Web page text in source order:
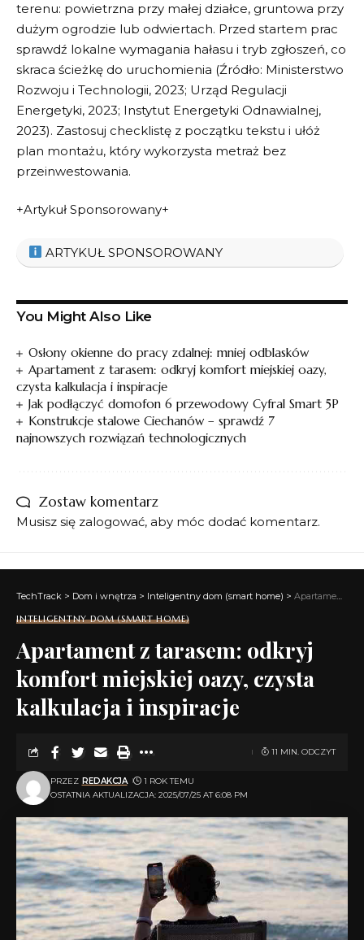
terenu: powietrzna przy małej działce, gruntowa przy
dużym ogrodzie lub odwiertach. Przed startem prac
sprawdź lokalne wymagania hałasu i tryb zgłoszeń, co
skraca ścieżkę do uruchomienia (Źródło: Ministerstwo
Rozwoju i Technologii, 2023; Urząd Regulacji
Energetyki, 2023; Instytut Energetyki Odnawialnej,
2023). Zastosuj checklistę z początku tekstu i ułóż
plan montażu, który wykorzysta metraż bez
przeinwestowania.
+Artykuł Sponsorowany+
ARTYKUŁ SPONSOROWANY
You Might Also Like
Osłony okienne do pracy zdalnej: mniej odblasków
Apartament z tarasem: odkryj komfort miejskiej oazy,
czysta kalkulacja i inspiracje
Jak podłączyć domofon 6 przewodowy Cyfral Smart 5P
Konstrukcje stalowe Ciechanów – sprawdź 7
najnowszych rozwiązań technologicznych
Zostaw komentarz
Musisz się zalogować, aby móc dodać komentarz.
TechTrack > Dom i wnętrza > Inteligentny dom (smart home) > Apartament z tarasem: odkryj komfort miejskiej oazy, czysta kalkulacja i inspiracje
INTELIGENTNY DOM (SMART HOME)
Apartament z tarasem: odkryj
komfort miejskiej oazy, czysta
kalkulacja i inspiracje
OSTATNIA AKTUALIZACJA: 2025/07/25 AT 6:08 PM
PRZEZ REDAKCJA 1 ROK TEMU
11 MIN. ODCZYT